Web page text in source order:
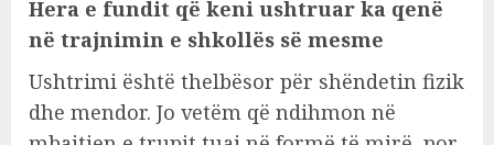
Hera e fundit që keni ushtruar ka qenë
në trajnimin e shkollës së mesme
Ushtrimi është thelbësor për shëndetin fizik
dhe mendor. Jo vetëm që ndihmon në